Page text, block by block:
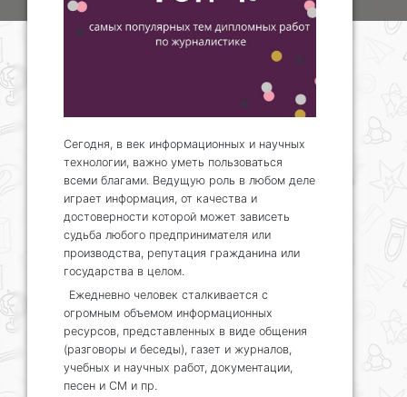
Сегодня, в век информационных и научных
технологии, важно уметь пользоваться
всеми благами. Ведущую роль в любом деле
играет информация, от качества и
достоверности которой может зависеть
судьба любого предпринимателя или
производства, репутация гражданина или
государства в целом.
Ежедневно человек сталкивается с
огромным объемом информационных
ресурсов, представленных в виде общения
(разговоры и беседы), газет и журналов,
учебных и научных работ, документации,
песен и СМ и пр.